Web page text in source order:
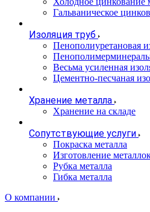
Гальваническое
Изоляция труб
Пенополиуретановая
Весьма усиленная
Цементно-песчаная
Хранение металла
Хранение на складе
Сопутствующие услуги
Покраска металла
Изготовление
Рубка металла
Гибка металла
О компании